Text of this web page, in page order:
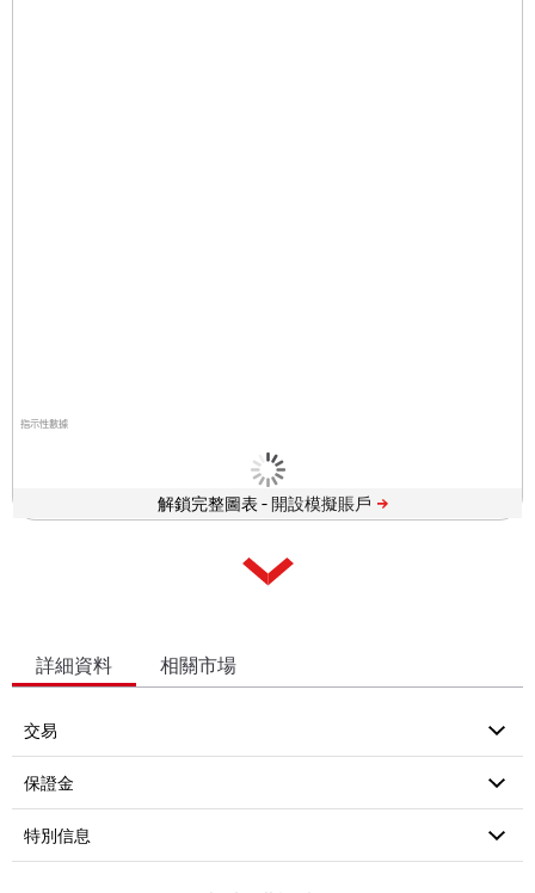
指示性數據
解鎖完整圖表 -
詳細資料 相關市場